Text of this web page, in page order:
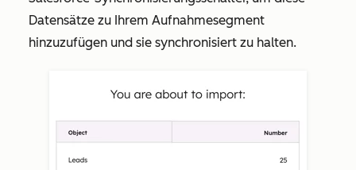
Datensätze zu Ihrem Aufnahmesegment
hinzuzufügen und sie synchronisiert zu halten.